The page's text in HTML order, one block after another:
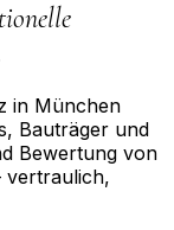
in München
Bauträger und
Bewertung von
vertraulich,